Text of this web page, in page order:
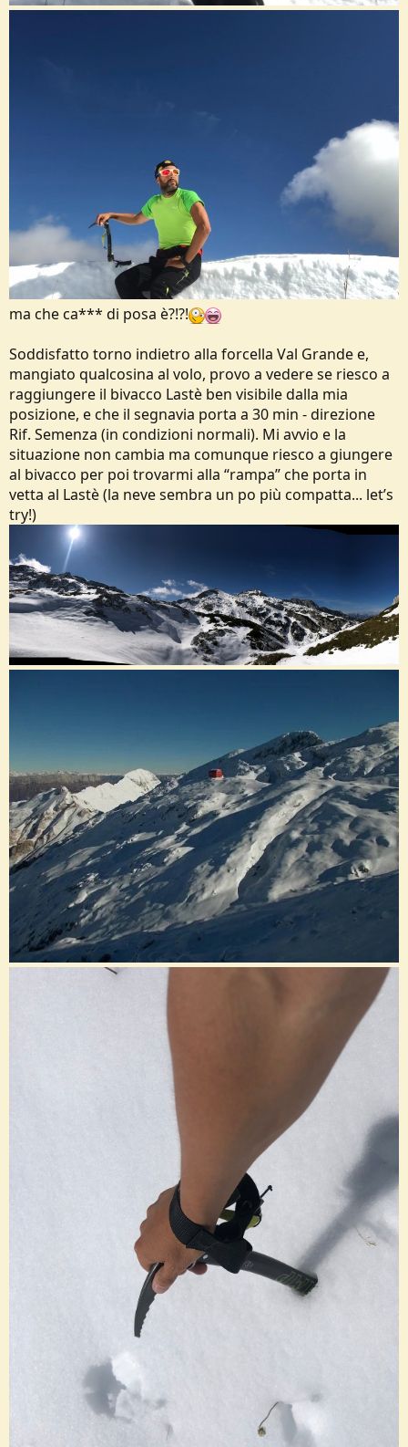
ma che ca*** di posa è?!?!
Soddisfatto torno indietro alla forcella Val Grande e,
mangiato qualcosina al volo, provo a vedere se riesco a
raggiungere il bivacco Lastè ben visibile dalla mia
posizione, e che il segnavia porta a 30 min - direzione
Rif. Semenza (in condizioni normali). Mi avvio e la
situazione non cambia ma comunque riesco a giungere
al bivacco per poi trovarmi alla “rampa” che porta in
vetta al Lastè (la neve sembra un po più compatta... let’s
try!)